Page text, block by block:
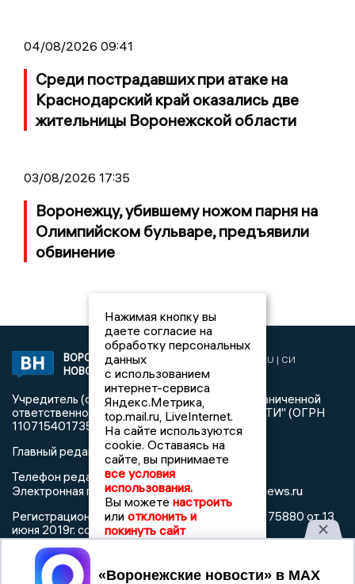
04/08/2026 09:41
Среди пострадавших при атаке на
Краснодарский край оказались две
жительницы Воронежской области
03/08/2026 17:35
Воронежцу, убившему ножом парня на
Олимпийском бульваре, предъявили
обвинение
ВОРОНЕЖСКИЕ
НОВОСТИ
2019 © VORONEZHNEWS.RU | СИ
«Воронежские новости»
Учредитель (соучредители): Общество с ограниченной
ответственностью "РЕГИОНАЛЬНЫЕ НОВОСТИ" (ОГРН
1107154017354)
Главный редактор: Пирогов А.А.
Телефон редакции: +7 (473) 262 77 92
Электронная почта редакции:info@voronezhnews.ru
Регистрационный номер: серия Эл № ФС 77 - 75880 от 13
июня 2019г. согласно выписке из реестра
зарегистрированных средств массовой информации
выдана Федеральной службой по надзору в сфере связи,
информационных технологий и массовых коммуникаций
Нажимая кнопку вы
даете согласие на
обработку персональных
данных
с использованием
интернет-сервиса
Яндекс.Метрика,
top.mail.ru, LiveInternet.
На сайте используются
cookie. Оставаясь на
сайте, вы принимаете
все условия
использования.
Вы можете настроить
или отклонить и
покинуть сайт
Принять